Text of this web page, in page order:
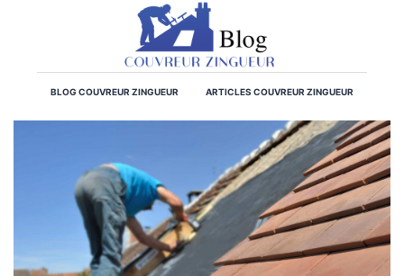
BLOG COUVREUR ZINGUEUR ARTICLES COUVREUR ZINGUEUR